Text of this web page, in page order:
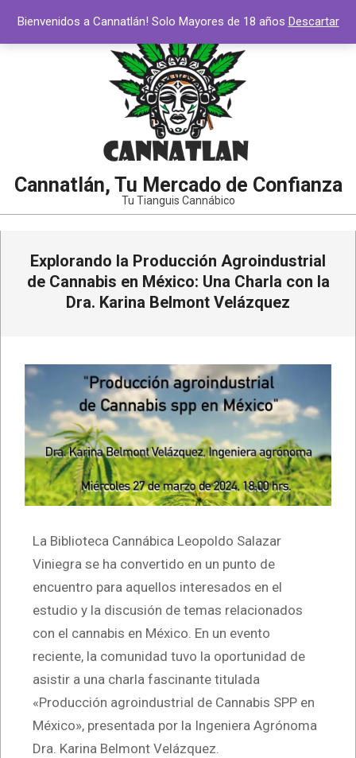
Cannatlán, Tu Mercado de Confianza
Tu Tianguis Cannábico
Explorando la Producción Agroindustrial
de Cannabis en México: Una Charla con la
Dra. Karina Belmont Velázquez
La Biblioteca Cannábica Leopoldo Salazar
Viniegra se ha convertido en un punto de
encuentro para aquellos interesados en el
estudio y la discusión de temas relacionados
con el cannabis en México. En un evento
reciente, la comunidad tuvo la oportunidad de
asistir a una charla fascinante titulada
«Producción agroindustrial de Cannabis SPP en
México», presentada por la Ingeniera Agrónoma
Dra. Karina Belmont Velázquez.
Bienvenidos a Cannatlán! Solo Mayores de 18 años Descartar